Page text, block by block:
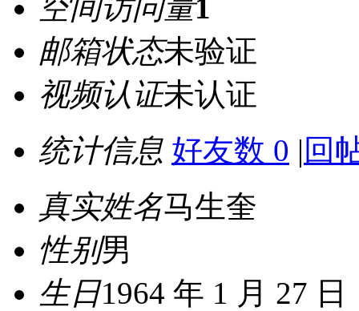
空间访问量1
邮箱状态未验证
视频认证未认证
统计信息 好友数 0 | 回
真实姓名马生奎
性别男
生日1964 年 1 月 27 日